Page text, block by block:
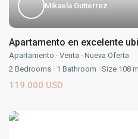
Mikaela Gutierrez
Apartamento en excelente
Apartamento · Venta · Nueva Oferta
2 Bedrooms · 1 Bathroom · Size 108 m
119.000 USD